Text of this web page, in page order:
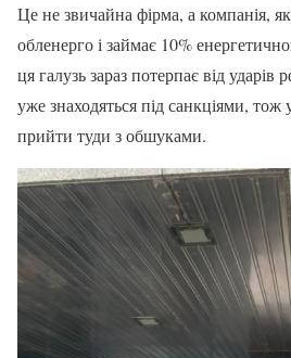
Це не звичайна фірма, а компанія,
обленерго і займає 10%
ця галузь зараз потерпає від
уже знаходяться під санкціями,
прийти туди з обшуками.